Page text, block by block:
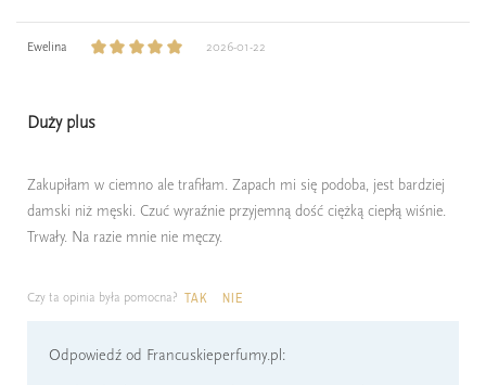
Ewelina 2026-01-22
Duży plus
Zakupiłam w ciemno ale trafiłam. Zapach mi się podoba, jest bardziej
damski niż męski. Czuć wyraźnie przyjemną dość ciężką ciepłą wiśnie.
Trwały. Na razie mnie nie męczy.
Czy ta opinia była pomocna? TAK NIE
Odpowiedź od Francuskieperfumy.pl: